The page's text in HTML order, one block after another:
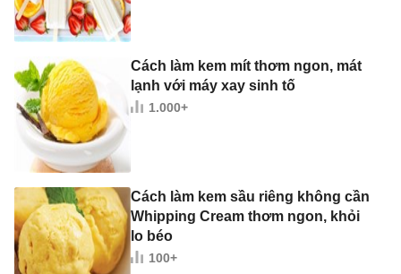
Cách làm kem mít thơm ngon, mát
lạnh với máy xay sinh tố
1.000+
Cách làm kem sầu riêng không cần
Whipping Cream thơm ngon, khỏi
lo béo
100+